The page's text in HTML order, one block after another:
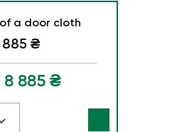
a door cloth
885 ₴
8 885 ₴